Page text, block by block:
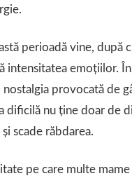
perioadă vine, după
intensitatea emoțiilor.
provocată de
dificilă nu ține doar de
scade răbdarea.
pe care multe